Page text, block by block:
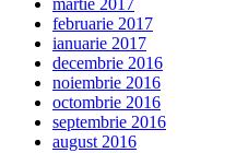
martie 2017
februarie 2017
ianuarie 2017
decembrie 2016
noiembrie 2016
octombrie 2016
septembrie 2016
august 2016